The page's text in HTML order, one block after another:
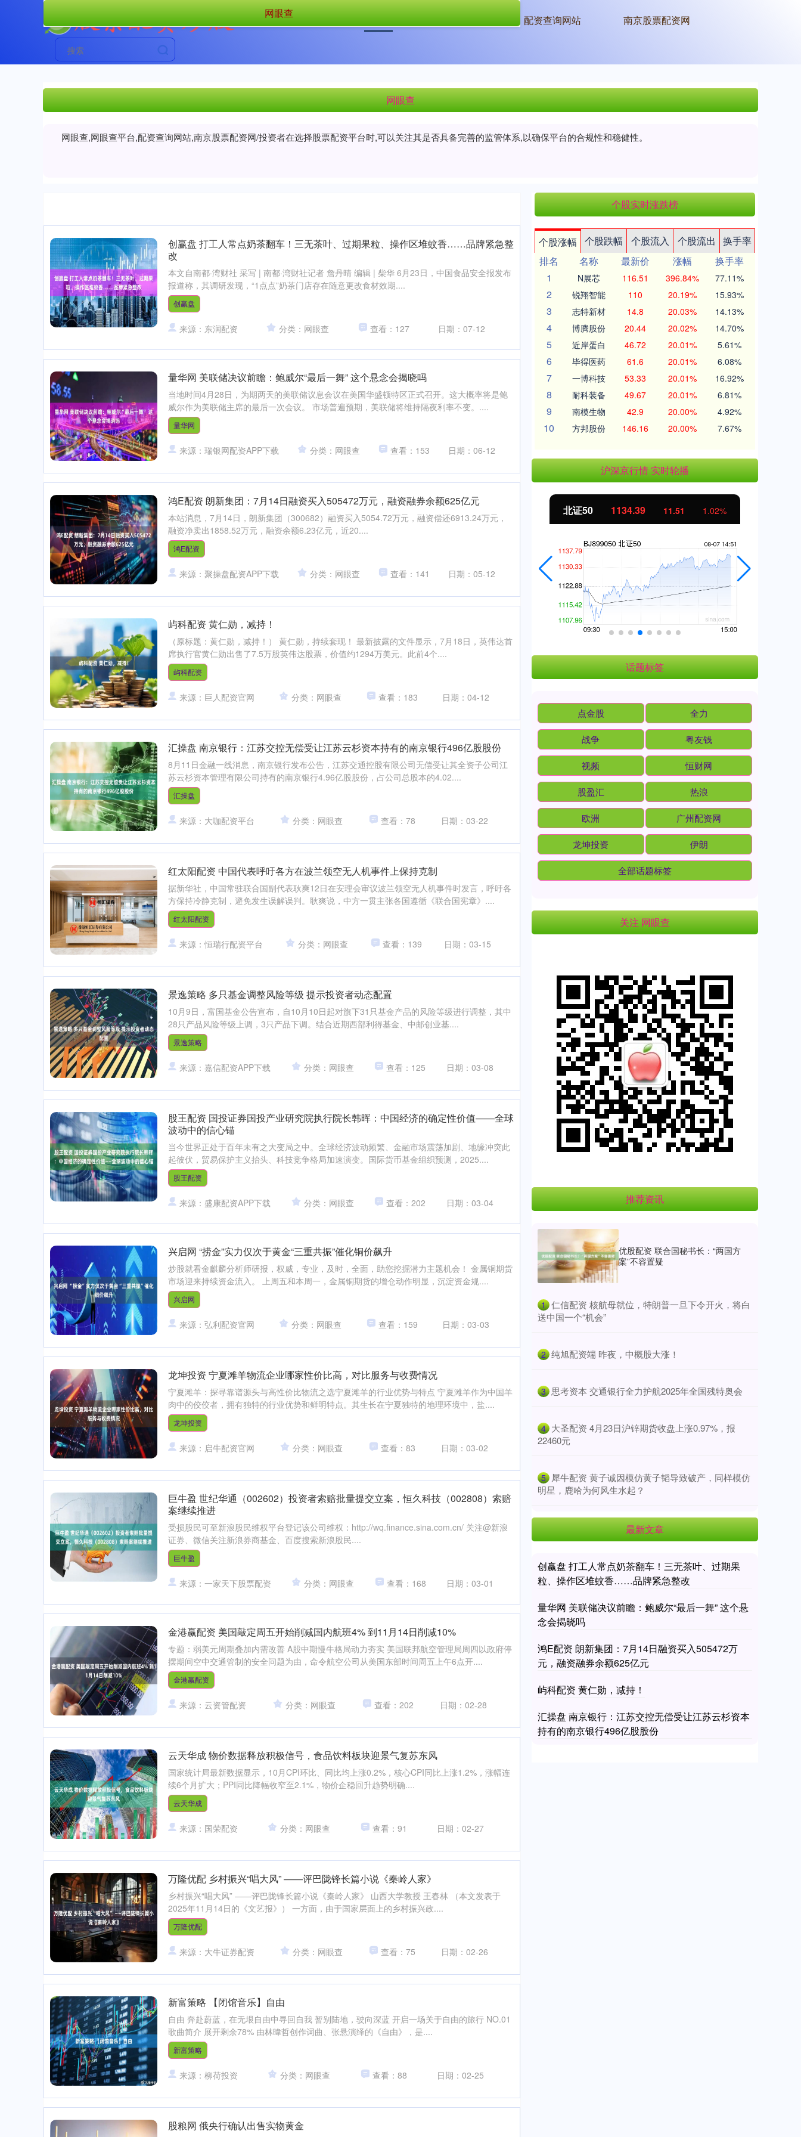
首页 网眼查 网眼查平台 配资查询网站 南京股票配资网
网眼查
网眼查,网眼查平台,配资查询网站,南京股票配资网/投资者在选择股票配资平台时,可以关注其是否具备完善的监管体系,以确保平台的合规性和稳健性。
网眼查
创赢盘 打工人常点奶茶翻车！三无茶叶、过期果粒、操作区堆蚊香……品牌紧急整
改
本文自南都·湾财社 采写 | 南都·湾财社记者 詹丹晴 编辑 | 柴华 6月23日，中国食品安全报发布
报道称，其调研发现，“1点点”奶茶门店存在随意更改食材效期....
创赢盘
来源：东润配资 分类：网眼查 查看：127 日期：07-12
量华网 美联储决议前瞻：鲍威尔“最后一舞” 这个悬念会揭晓吗
当地时间4月28日，为期两天的美联储议息会议在美国华盛顿特区正式召开。这大概率将是鲍
威尔作为美联储主席的最后一次会议。 市场普遍预期，美联储将维持隔夜利率不变。....
量华网
来源：瑞银网配资APP下载 分类：网眼查 查看：153 日期：06-12
鸿E配资 朗新集团：7月14日融资买入505472万元，融资融券余额625亿元
本站消息，7月14日，朗新集团（300682）融资买入5054.72万元，融资偿还6913.24万元，
融资净卖出1858.52万元，融资余额6.23亿元，近20....
鸿E配资
来源：聚操盘配资APP下载 分类：网眼查 查看：141 日期：05-12
屿科配资 黄仁勋，减持！
（原标题：黄仁勋，减持！） 黄仁勋，持续套现！ 最新披露的文件显示，7月18日，英伟达首
席执行官黄仁勋出售了7.5万股英伟达股票，价值约1294万美元。此前4个....
屿科配资
来源：巨人配资官网 分类：网眼查 查看：183 日期：04-12
汇操盘 南京银行：江苏交控无偿受让江苏云杉资本持有的南京银行496亿股股份
8月11日金融一线消息，南京银行发布公告，江苏交通控股有限公司无偿受让其全资子公司江
苏云杉资本管理有限公司持有的南京银行4.96亿股股份，占公司总股本的4.02....
汇操盘
来源：大咖配资平台 分类：网眼查 查看：78 日期：03-22
红太阳配资 中国代表呼吁各方在波兰领空无人机事件上保持克制
据新华社，中国常驻联合国副代表耿爽12日在安理会审议波兰领空无人机事件时发言，呼吁各
方保持冷静克制，避免发生误解误判。耿爽说，中方一贯主张各国遵循《联合国宪章》....
红太阳配资
来源：恒瑞行配资平台 分类：网眼查 查看：139 日期：03-15
景逸策略 多只基金调整风险等级 提示投资者动态配置
10月9日，富国基金公告宣布，自10月10日起对旗下31只基金产品的风险等级进行调整，其中
28只产品风险等级上调，3只产品下调。结合近期西部利得基金、中邮创业基....
景逸策略
来源：嘉信配资APP下载 分类：网眼查 查看：125 日期：03-08
股王配资 国投证券国投产业研究院执行院长韩晖：中国经济的确定性价值——全球
波动中的信心锚
当今世界正处于百年未有之大变局之中。全球经济波动频繁、金融市场震荡加剧、地缘冲突此
起彼伏，贸易保护主义抬头、科技竞争格局加速演变。国际货币基金组织预测，2025....
股王配资
来源：盛康配资APP下载 分类：网眼查 查看：202 日期：03-04
兴启网 “捞金”实力仅次于黄金“三重共振”催化铜价飙升
炒股就看金麒麟分析师研报，权威，专业，及时，全面，助您挖掘潜力主题机会！ 金属铜期货
市场迎来持续资金流入。 上周五和本周一，金属铜期货的增仓动作明显，沉淀资金规....
兴启网
来源：弘利配资官网 分类：网眼查 查看：159 日期：03-03
龙坤投资 宁夏滩羊物流企业哪家性价比高，对比服务与收费情况
宁夏滩羊：探寻靠谱源头与高性价比物流之选宁夏滩羊的行业优势与特点 宁夏滩羊作为中国羊
肉中的佼佼者，拥有独特的行业优势和鲜明特点。其生长在宁夏独特的地理环境中，盐....
龙坤投资
来源：启牛配资官网 分类：网眼查 查看：83 日期：03-02
巨牛盈 世纪华通（002602）投资者索赔批量提交立案，恒久科技（002808）索赔
案继续推进
受损股民可至新浪股民维权平台登记该公司维权：http://wq.finance.sina.com.cn/ 关注@新浪
证券、微信关注新浪券商基金、百度搜索新浪股民....
巨牛盈
来源：一家天下股票配资 分类：网眼查 查看：168 日期：03-01
金港赢配资 美国敲定周五开始削减国内航班4% 到11月14日削减10%
专题：弱美元周期叠加内需改善 A股中期慢牛格局动力夯实 美国联邦航空管理局周四以政府停
摆期间空中交通管制的安全问题为由，命令航空公司从美国东部时间周五上午6点开....
金港赢配资
来源：云资管配资 分类：网眼查 查看：202 日期：02-28
云天华成 物价数据释放积极信号，食品饮料板块迎景气复苏东风
国家统计局最新数据显示，10月CPI环比、同比均上涨0.2%，核心CPI同比上涨1.2%，涨幅连
续6个月扩大；PPI同比降幅收窄至2.1%，物价企稳回升趋势明确....
云天华成
来源：国荣配资 分类：网眼查 查看：91 日期：02-27
万隆优配 乡村振兴“唱大风” ——评巴陇锋长篇小说《秦岭人家》
乡村振兴“唱大风” ——评巴陇锋长篇小说《秦岭人家》 山西大学教授 王春林 （本文发表于
2025年11月14日的《文艺报》） 一方面，由于国家层面上的乡村振兴政....
万隆优配
来源：大牛证券配资 分类：网眼查 查看：75 日期：02-26
新富策略 【闭馆音乐】自由
自由 奔赴蔚蓝，在无垠自由中寻回自我 暂别陆地，驶向深蓝 开启一场关于自由的旅行 NO.01
歌曲简介 展开剩余78% 由林暐哲创作词曲、张悬演绎的《自由》，是....
新富策略
来源：柳荷投资 分类：网眼查 查看：88 日期：02-25
股粮网 俄央行确认出售实物黄金
个股实时涨跌榜
个股涨幅 个股跌幅 个股流入 个股流出
换手率
排名
名称 最新价 涨幅
换手率
1
N展芯 116.51 396.84% 77.11%
2 锐翔智能 110 20.19% 15.93%
3 志特新材 14.8 20.03% 14.13%
4 博腾股份 20.44 20.02% 14.70%
5 近岸蛋白 46.72 20.01% 5.61%
6 毕得医药 61.6 20.01% 6.08%
7 一博科技 53.33 20.01% 16.92%
8 耐科装备 49.67 20.01% 6.81%
9 南模生物 42.9 20.00% 4.92%
10 方邦股份 146.16 20.00% 7.67%
沪深京行情 实时轮播
深证成指 14298.29 沪深300 4689.92 北证50 1134.39 11.51 1.02%
话题标签
点金股 全力
战争 粤友钱
视频 恒财网
股盈汇 热浪
欧洲 广州配资网
龙坤投资 伊朗
全部话题标签
关注 网眼查
推荐资讯
优股配资 联合国秘书长：“两国方
案”不容置疑
1 ​仁信配资 核航母就位，特朗普一旦下令开火，将白
送中国一个“机会”
2 ​纯旭配资端 昨夜，中概股大涨！
3 ​思考资本 交通银行全力护航2025年全国残特奥会
4 ​大圣配资 4月23日沪锌期货收盘上涨0.97%，报
22460元
5 ​犀牛配资 黄子诚因模仿黄子韬导致破产，同样模仿
明星，鹿哈为何风生水起？
最新文章
创赢盘 打工人常点奶茶翻车！三无茶叶、过期果
粒、操作区堆蚊香……品牌紧急整改
量华网 美联储决议前瞻：鲍威尔“最后一舞” 这个悬
念会揭晓吗
鸿E配资 朗新集团：7月14日融资买入505472万
元，融资融券余额625亿元
屿科配资 黄仁勋，减持！
汇操盘 南京银行：江苏交控无偿受让江苏云杉资本
持有的南京银行496亿股股份